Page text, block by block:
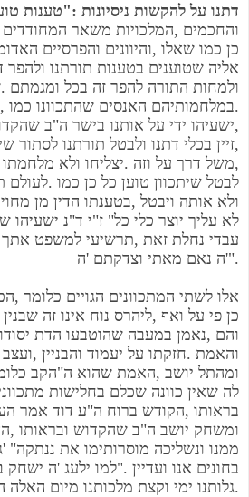
טענות": ניסיונות להקשות על דתנו
המחודדים משאר המלכויות, והחכמים
והפרסיים והיוונים, שאלו כמו כן
ולהפר תורתנו בטענות שטוענים אליה
. ומגמתם בכל זה להפר התורה ולמחות
, כמו שהתכוונו האנסים במלחמותיהם.
ב"ה בישר אותנו על ידי ישעיהו,
לסתור תורתנו ולבטל דתנו בכלי זיין,
מלחמתו ולא יצליחו. וזה על דרך משל,
לעולם. כמו כן כל טוען שיתכוון לבטל
מן הדין בטענתו, ויבטל אותה ולא
ישעיהו נ"ד י"ז "כל כלי יוצר עליך לא
אתך למשפט תרשיעי, זאת נחלת עבדי
ה' וצדקתם מאתי נאם ה'".
, כלומר הגויים המתכוונים לשתי אלו
שבנין זה אינו נוח ליהרס, ואף על פי כן
הדת שהוטבעו במעבה נאמן, והם
ועצב, והבניין יעמוד על חזקתו. והאמת
הקב"ה שהוא האמת, יושב ומהתל
בחלישות שכלם כוונה שאין לה
אמר דוד ע"ה ברוח הקודש, בראותו
, ובראותו שהקדוש ב"ה יושב ומשחק
' "ננתקה את מוסרותימו ונשליכה ממנו
ישחק ה' ילעג למו". ועדיין אנו בחונים
האלה מיום מלכותנו וקצת ימי גלותנו.